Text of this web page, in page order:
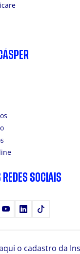
SOCIAIS
YoutubeLinkedIn
o cadastro da